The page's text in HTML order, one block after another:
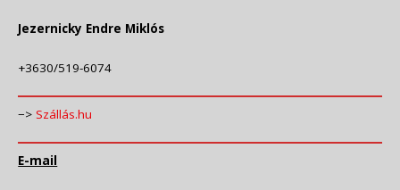
Jezernicky Endre Miklós
+3630/519-6074
−> Szállás.hu
E-mail